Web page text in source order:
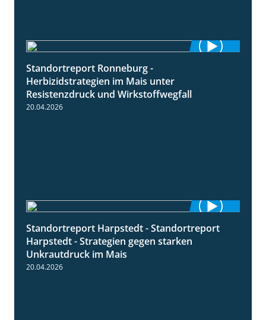
Standortreport Ronneburg -
Herbizidstrategien im Mais unter
Resistenzdruck und Wirkstoffwegfall
20.04.2026
9:11
Standortreport Harpstedt - Standortreport
Harpstedt - Strategien gegen starken
Unkrautdruck im Mais
20.04.2026